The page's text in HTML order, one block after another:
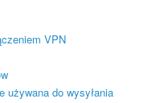
VPN
używana do wysyłania